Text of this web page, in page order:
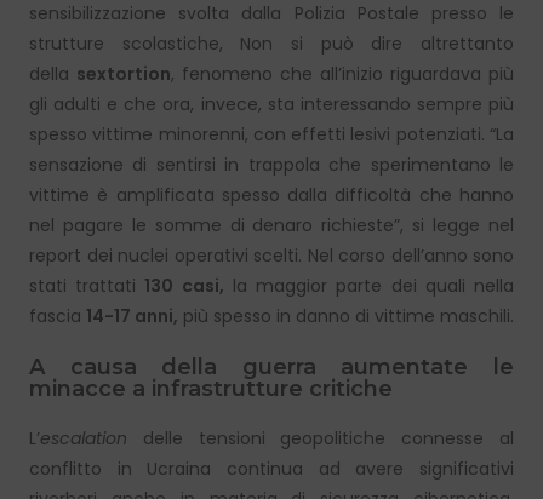
sensibilizzazione svolta dalla Polizia Postale presso le
strutture scolastiche, Non si può dire altrettanto
della sextortion, fenomeno che all’inizio riguardava più
gli adulti e che ora, invece, sta interessando sempre più
spesso vittime minorenni, con effetti lesivi potenziati. “La
sensazione di sentirsi in trappola che sperimentano le
vittime è amplificata spesso dalla difficoltà che hanno
nel pagare le somme di denaro richieste”, si legge nel
report dei nuclei operativi scelti. Nel corso dell’anno sono
stati trattati 130 casi, la maggior parte dei quali nella
fascia 14-17 anni, più spesso in danno di vittime maschili.
A causa della guerra aumentate le
minacce a infrastrutture critiche
L’escalation delle tensioni geopolitiche connesse al
conflitto in Ucraina continua ad avere significativi